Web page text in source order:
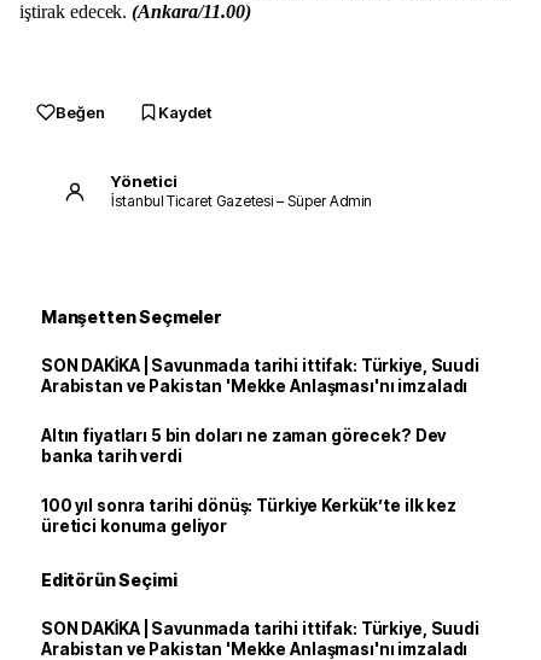
iştirak edecek.(Ankara/11.00)
Beğen Kaydet
Yönetici
İstanbul Ticaret Gazetesi – Süper Admin
Manşetten Seçmeler
SON DAKİKA | Savunmada tarihi ittifak: Türkiye, Suudi
Arabistan ve Pakistan 'Mekke Anlaşması'nı imzaladı
Altın fiyatları 5 bin doları ne zaman görecek? Dev
banka tarih verdi
100 yıl sonra tarihi dönüş: Türkiye Kerkük’te ilk kez
üretici konuma geliyor
Editörün Seçimi
SON DAKİKA | Savunmada tarihi ittifak: Türkiye, Suudi
Arabistan ve Pakistan 'Mekke Anlaşması'nı imzaladı